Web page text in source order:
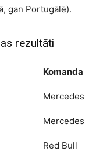
gan Portugālē).
rezultāti
Komanda
Mercedes
Mercedes
Red Bull